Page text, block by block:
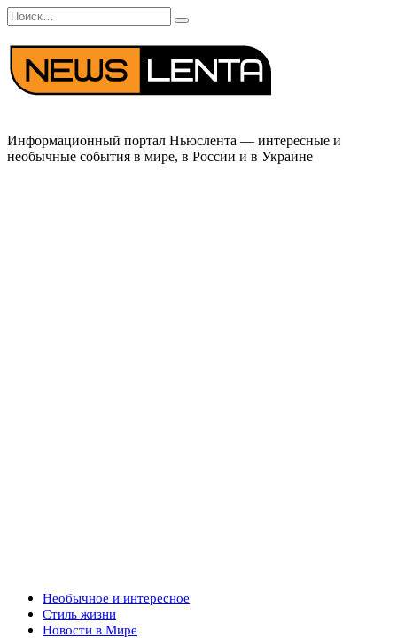
Перейти
к
содержанию
Search
for:
Информационный портал Ньюслента — интересные и
необычные события в мире, в России и в Украине
Необычное и интересное
Стиль жизни
Новости в Мире